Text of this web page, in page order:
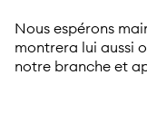
Nous espérons
montrera lui aussi
notre branche et